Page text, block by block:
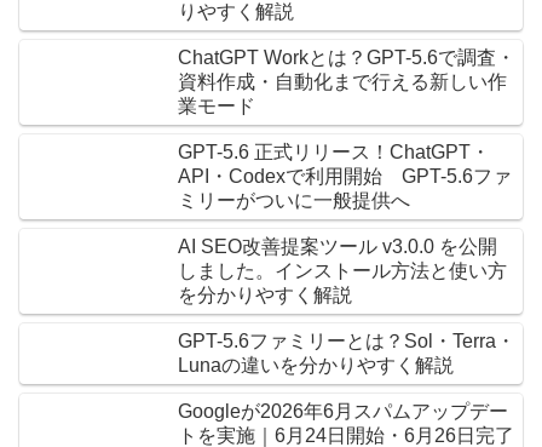
りやすく解説
ChatGPT Workとは？GPT-5.6で調査・
資料作成・自動化まで行える新しい作
業モード
GPT-5.6 正式リリース！ChatGPT・
API・Codexで利用開始 GPT-5.6ファ
ミリーがついに一般提供へ
AI SEO改善提案ツール v3.0.0 を公開
しました。インストール方法と使い方
を分かりやすく解説
GPT-5.6ファミリーとは？Sol・Terra・
Lunaの違いを分かりやすく解説
Googleが2026年6月スパムアップデー
トを実施｜6月24日開始・6月26日完了